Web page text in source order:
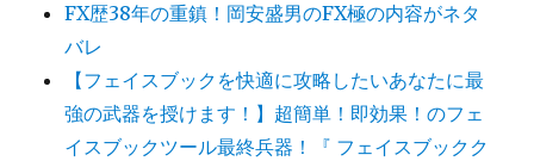
FX歴38年の重鎮！岡安盛男のFX極の内容がネタ
バレ
【フェイスブックを快適に攻略したいあなたに最
強の武器を授けます！】超簡単！即効果！のフェ
イスブックツール最終兵器！『 フェイスブックク